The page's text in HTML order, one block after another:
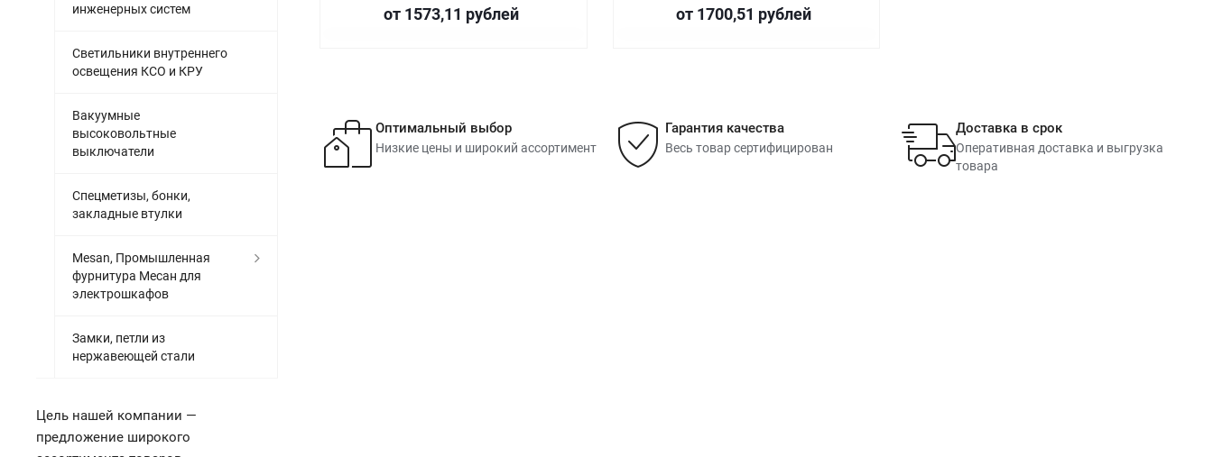
от 1573,11 рублей от 1700,51 рублей
Оптимальный выбор
Низкие цены и широкий ассортимент
Гарантия качества
Весь товар сертифицирован
Доставка в срок
Оперативная доставка и выгрузка
товара
инженерных систем
Светильники внутреннего
освещения КСО и КРУ
Вакуумные
высоковольтные
выключатели
Спецметизы, бонки,
закладные втулки
Mesan, Промышленная
фурнитура Месан для
электрошкафов
Замки, петли из
нержавеющей стали
Цель нашей компании —
предложение широкого